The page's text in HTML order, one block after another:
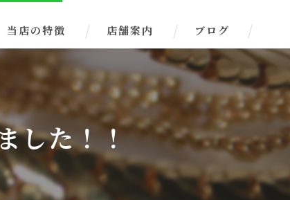
当店の特徴
ブランド
お酒
金券
店舗案内 ブログ
した！！